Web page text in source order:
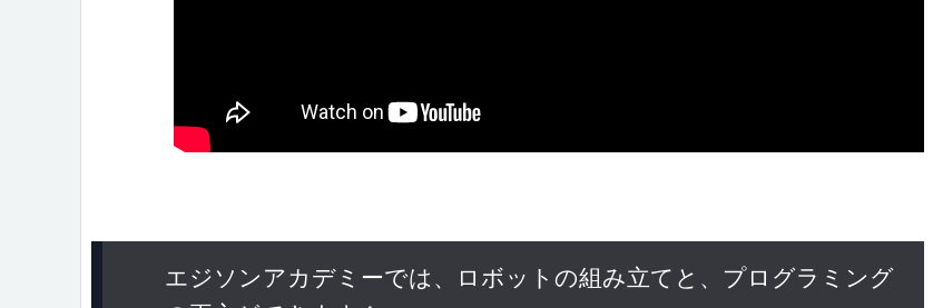
エジソンアカデミーでは、ロボットの組み立てと、プログラミング